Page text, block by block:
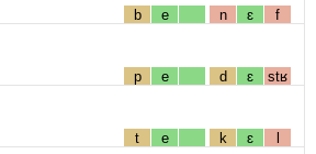
b e n ɛ f
p e d ɛ stʁ
t e k ɛ l